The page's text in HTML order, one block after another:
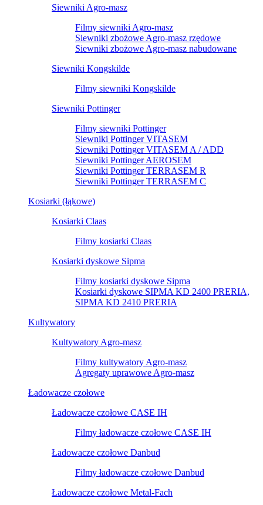
Siewniki Agro-masz
Filmy siewniki Agro-masz
Siewniki zbożowe Agro-masz rzędowe
Siewniki zbożowe Agro-masz nabudowane
Siewniki Kongskilde
Filmy siewniki Kongskilde
Siewniki Pottinger
Filmy siewniki Pottinger
Siewniki Pottinger VITASEM
Siewniki Pottinger VITASEM A / ADD
Siewniki Pottinger AEROSEM
Siewniki Pottinger TERRASEM R
Siewniki Pottinger TERRASEM C
Kosiarki (łąkowe)
Kosiarki Claas
Filmy kosiarki Claas
Kosiarki dyskowe Sipma
Filmy kosiarki dyskowe Sipma
Kosiarki dyskowe SIPMA KD 2400 PRERIA,
SIPMA KD 2410 PRERIA
Kultywatory
Kultywatory Agro-masz
Filmy kultywatory Agro-masz
Agregaty uprawowe Agro-masz
Ładowacze czołowe
Ładowacze czołowe CASE IH
Filmy ładowacze czołowe CASE IH
Ładowacze czołowe Danbud
Filmy ładowacze czołowe Danbud
Ładowacze czołowe Metal-Fach